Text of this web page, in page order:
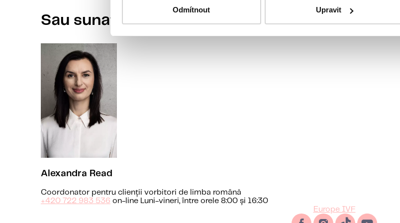
Odmítnout Upravit
Sau sunați coordonatorul nostru
Alexandra Read
Coordonator pentru clienții vorbitori de limba română
+420 722 983 536 on-line Luni-vineri, între orele 8:00 și 16:30
Europe IVF